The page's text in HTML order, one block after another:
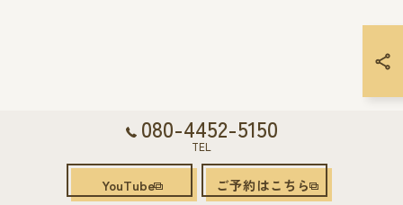
080-4452-5150
TEL
YouTube ご予約はこちら